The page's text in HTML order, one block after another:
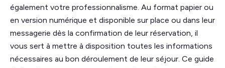
également votre professionnalisme. Au format papier ou
en version numérique et disponible sur place ou dans leur
messagerie dès la confirmation de leur réservation, il
vous sert à mettre à disposition toutes les informations
nécessaires au bon déroulement de leur séjour. Ce guide